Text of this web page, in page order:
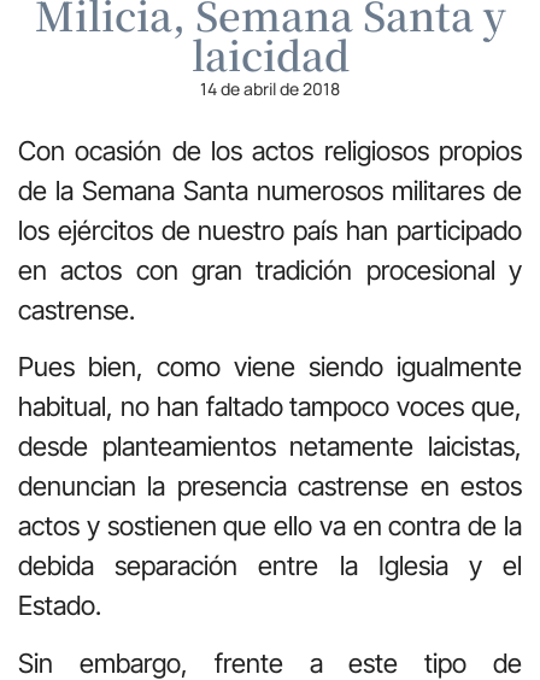
Milicia, Semana Santa y
laicidad
14 de abril de 2018
Con ocasión de los actos religiosos propios
de la Semana Santa numerosos militares de
los ejércitos de nuestro país han participado
en actos con gran tradición procesional y
castrense.
Pues bien, como viene siendo igualmente
habitual, no han faltado tampoco voces que,
desde planteamientos netamente laicistas,
denuncian la presencia castrense en estos
actos y sostienen que ello va en contra de la
debida separación entre la Iglesia y el
Estado.
Sin embargo, frente a este tipo de